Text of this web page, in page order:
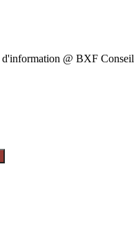
d'information @ BXF Conseil